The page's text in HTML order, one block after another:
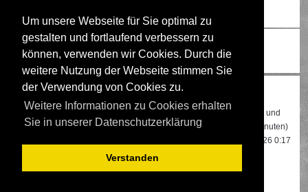
Um unsere Webseite für Sie optimal zu
gestalten und fortlaufend verbessern zu
können, verwenden wir Cookies. Durch die
weitere Nutzung der Webseite stimmen Sie
der Verwendung von Cookies zu.
Weitere Informationen zu Cookies erhalten
Sie in unserer Datenschutzerklärung
Verstanden
Ändere Schriftgröße
Wer ist online?
Insgesamt sind498Besucher online: 2 registrierte, 0 unsichtbare und
496 Gäste (basierend auf den aktiven Besuchern der letzten 5 Minuten)
Besuchern, die am 13.04.2026 0:17
gleichzeitig online waren.